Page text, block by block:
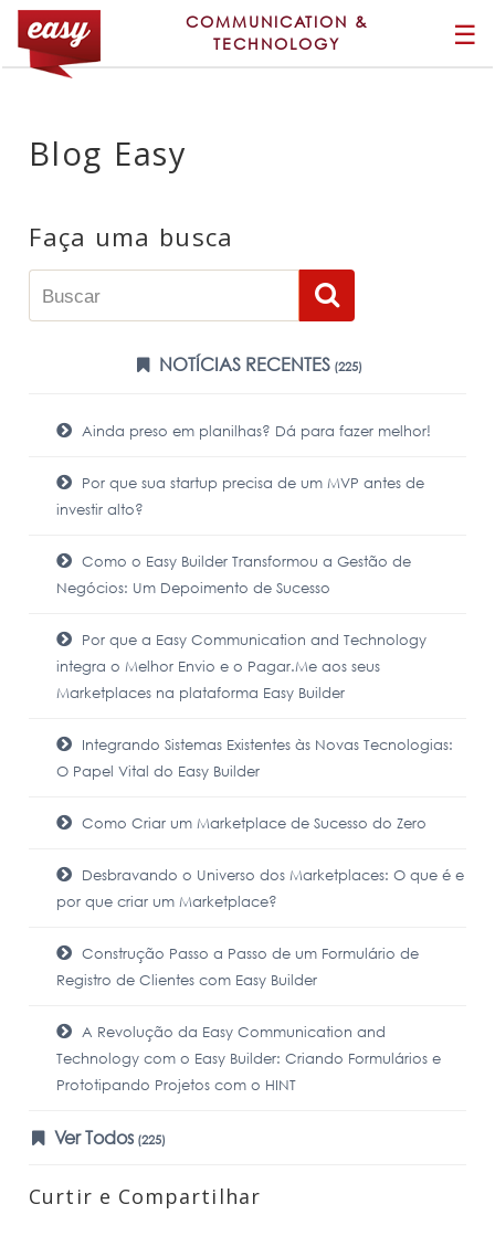
COMMUNICATION &
TECHNOLOGY
☰
Blog Easy
Faça uma busca
NOTÍCIAS RECENTES(225)
Ainda preso em planilhas? Dá para fazer melhor!
Por que sua startup precisa de um MVP antes de
investir alto?
Como o Easy Builder Transformou a Gestão de
Negócios: Um Depoimento de Sucesso
Por que a Easy Communication and Technology
integra o Melhor Envio e o Pagar.Me aos seus
Marketplaces na plataforma Easy Builder
Integrando Sistemas Existentes às Novas Tecnologias:
O Papel Vital do Easy Builder
Como Criar um Marketplace de Sucesso do Zero
Desbravando o Universo dos Marketplaces: O que é e
por que criar um Marketplace?
Construção Passo a Passo de um Formulário de
Registro de Clientes com Easy Builder
A Revolução da Easy Communication and
Technology com o Easy Builder: Criando Formulários e
Prototipando Projetos com o HINT
Ver Todos (225)
Curtir e Compartilhar